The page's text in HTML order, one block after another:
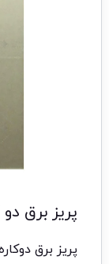
پریز برق
پریز برق